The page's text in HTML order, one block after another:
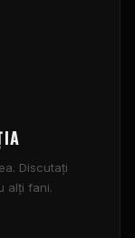
Discutați
alți fani.